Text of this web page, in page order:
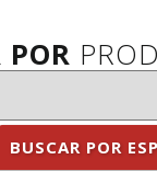
POR
BUSCAR POR